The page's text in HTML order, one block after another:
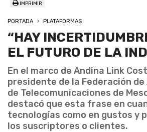
IMPRIMIR
PORTADA PLATAFORMAS
“HAY
EL FUTURO DE LA
En el marco de Andina Link
presidente de la Federación
de Telecomunicaciones de
destacó que esta frase en
tecnologías como en gustos y
los suscriptores o clientes.